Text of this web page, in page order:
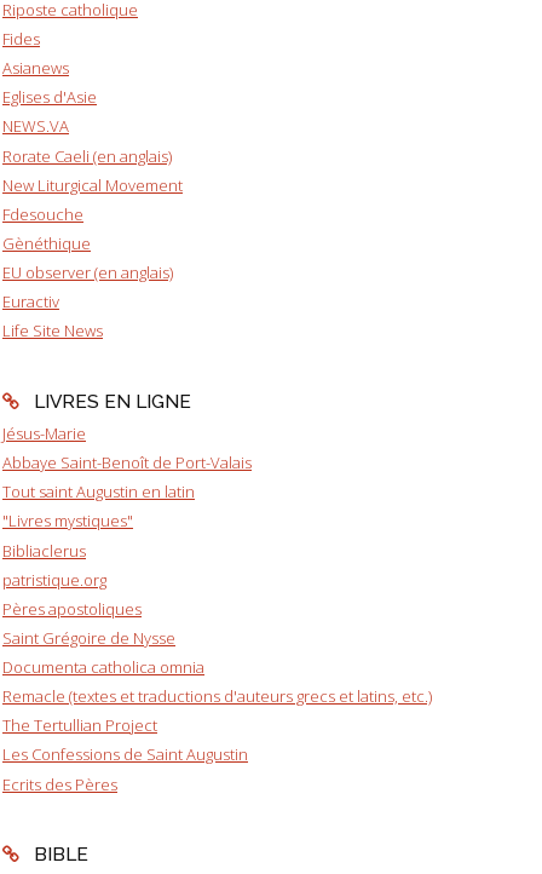
Riposte catholique
Fides
Asianews
Eglises d'Asie
NEWS.VA
Rorate Caeli (en anglais)
New Liturgical Movement
Fdesouche
Gènéthique
EU observer (en anglais)
Euractiv
Life Site News
LIVRES EN LIGNE
Jésus-Marie
Abbaye Saint-Benoît de Port-Valais
Tout saint Augustin en latin
"Livres mystiques"
Bibliaclerus
patristique.org
Pères apostoliques
Saint Grégoire de Nysse
Documenta catholica omnia
Remacle (textes et traductions d'auteurs grecs et latins, etc.)
The Tertullian Project
Les Confessions de Saint Augustin
Ecrits des Pères
BIBLE